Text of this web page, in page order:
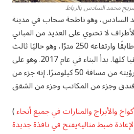
محمد السادس بالرباط
السادس، وهو ناطحة سحاب في مدينة
لا تحتوي على العديد من المباني
الشاهقة. يتكون من 55 طابقًا وارتفاعه 250 مترًا، وهو حاليًا ثالث
أعلى مبنى في أفريقيا كلها. بدأ البناء في عام 2017. وهو على
شكل صاروخ، ويمكن رؤيته من مسافة 50 كيلومترًا. إنه جزء من
(والأبراج والمنارات في جميع أنحاء
لإعادة ضبط مثاليةيفتح في نافذة جديدة